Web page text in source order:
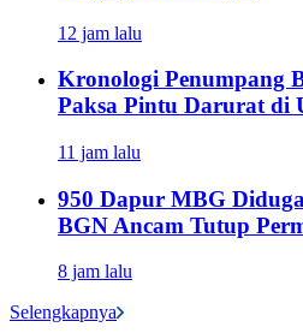
12 jam lalu
Kronologi Penumpang
Paksa Pintu Darurat di
11 jam lalu
950 Dapur MBG
BGN Ancam Tutup
8 jam lalu
Selengkapnya